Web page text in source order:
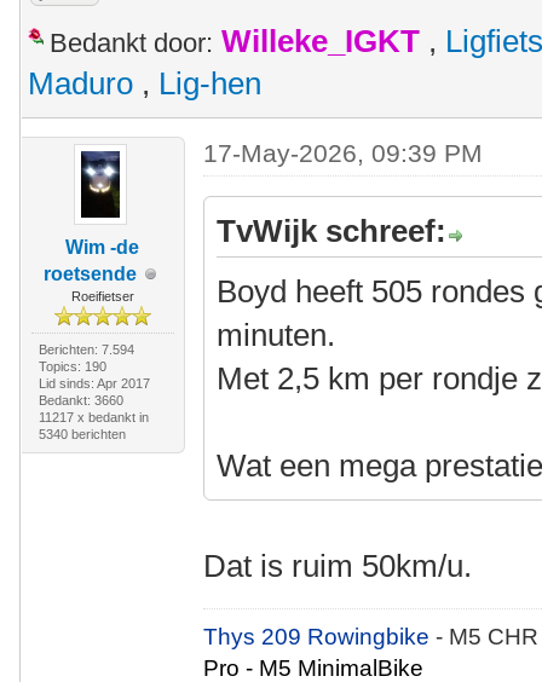
Bedankt door: Willeke_IGKT ,
Maduro , Lig-hen
Wim -de
roetsende
Roeifietser
Berichten: 7.594
Topics: 190
Lid sinds: Apr 2017
Bedankt: 3660
11217 x bedankt in
5340 berichten
17-May-2026, 09:39 PM
TvWijk schreef:
Boyd heeft 505 rondes
minuten.
Met 2,5 km per rondje
Wat een mega
Dat is ruim 50km/u.
Thys 209 Rowingbike- M5
Pro - M5 MinimalBike